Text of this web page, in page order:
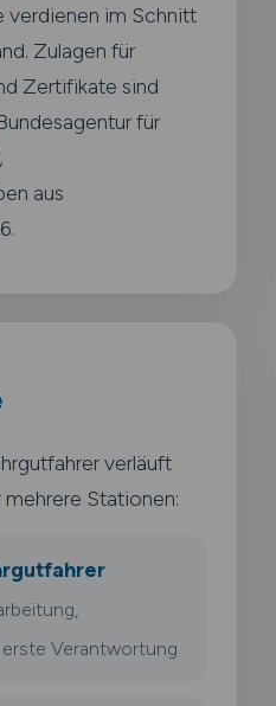
verdienen im Schnitt
Zulagen für
Zertifikate sind
für
aus
verläuft
Stationen:
erste Verantwortung